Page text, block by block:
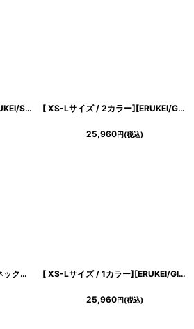
[ XS-Lサイズ / 3カラー][ERUKEI/SETTAN]ラインストーン・フロントジップ・ポケット・Aライン・フレア・ミニドレス・ワンピース[送料無料] [ XS-Lサイズ / 2カラー][ERUKEI/GINZA COUTURE]総レース・ビジューボタン・フェイクポケット・インナーキャミソール付き・タイト・ノースリーブ・ミニドレス・ワンピース[送料無料]
25,960円(税込)
[韓国製][rinfarre] ホルターネック・胸元プリーツ・シフォン・Aライン・ノースリーブ・ロングドレス・ワンピース[山崎みどり・薗田杏奈ちゃん着用]《送料＆代引き手数料無料》myrd [ XS-Lサイズ / 1カラー][ERUKEI/GINZA COUTURE]プリント・リゾート柄・花柄・サテン・切替・ハイウエスト・Aライン・ロングドレス[送料無料]
25,960円(税込)